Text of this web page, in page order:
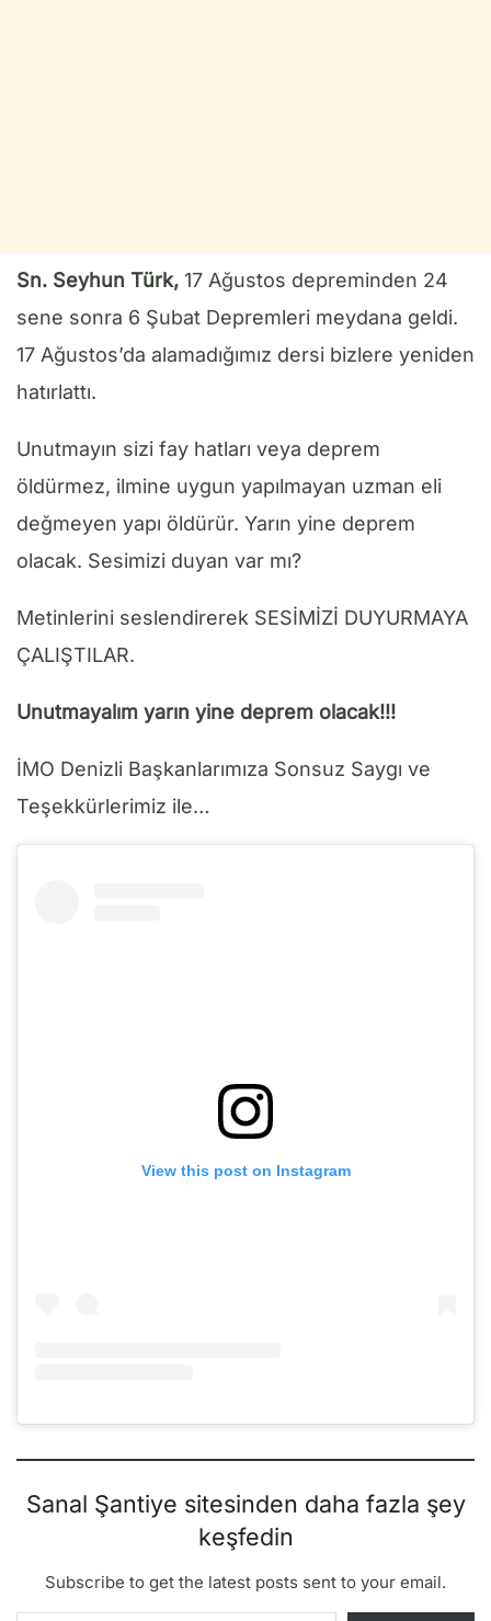
Sn. Seyhun Türk, 17 Ağustos depreminden 24
sene sonra 6 Şubat Depremleri meydana geldi.
17 Ağustos’da alamadığımız dersi bizlere yeniden
hatırlattı.
Unutmayın sizi fay hatları veya deprem
öldürmez, ilmine uygun yapılmayan uzman eli
değmeyen yapı öldürür. Yarın yine deprem
olacak. Sesimizi duyan var mı?
Metinlerini seslendirerek SESİMİZİ DUYURMAYA
ÇALIŞTILAR.
Unutmayalım yarın yine deprem olacak!!!
İMO Denizli Başkanlarımıza Sonsuz Saygı ve
Teşekkürlerimiz ile…
View this post on Instagram
Sanal Şantiye sitesinden daha fazla şey
keşfedin
Subscribe to get the latest posts sent to your email.
E-postanızı yazın…